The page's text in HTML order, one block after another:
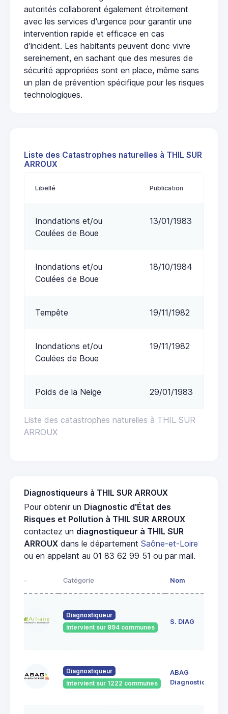
autorités collaborent également étroitement
avec les services d'urgence pour garantir une
intervention rapide et efficace en cas
d'incident. Les habitants peuvent donc vivre
sereinement, en sachant que des mesures de
sécurité appropriées sont en place, même sans
un plan de prévention spécifique pour les risques
technologiques.
Liste des Catastrophes naturelles à THIL SUR
ARROUX
Liste des catastrophes naturelles à THIL SUR
ARROUX
Libellé Publication
Inondations et/ou
Coulées de Boue
13/01/1983
Inondations et/ou
Coulées de Boue
18/10/1984
Tempête 19/11/1982
Inondations et/ou
Coulées de Boue
19/11/1982
Poids de la Neige 29/01/1983
Diagnostiqueurs à THIL SUR ARROUX
Pour obtenir un Diagnostic d'État des
Risques et Pollution à THIL SUR ARROUX
contactez un diagnostiqueur à THIL SUR
ARROUX dans le département Saône-et-Loire
ou en appelant au 01 83 62 99 51 ou par mail.
- Catégorie Nom
Diagnostiqueur
Intervient sur 894 communes
S. DIAG
Diagnostiqueur
Intervient sur 1222 communes
ABAG
Diagnostics